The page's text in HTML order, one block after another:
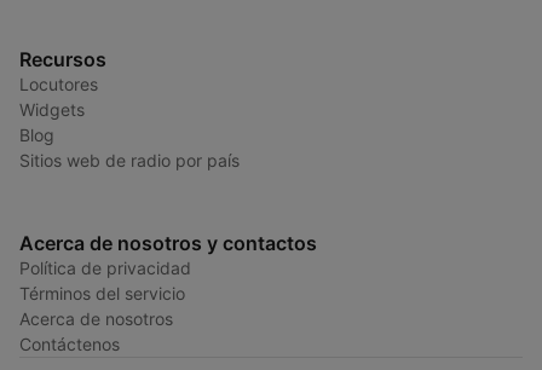
Recursos
Locutores
Widgets
Blog
Sitios web de radio por país
Acerca de nosotros y contactos
Política de privacidad
Términos del servicio
Acerca de nosotros
Contáctenos